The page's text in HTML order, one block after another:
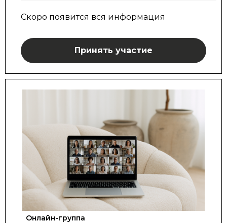
Скоро появится вся информация
Принять участие
Онлайн-группа